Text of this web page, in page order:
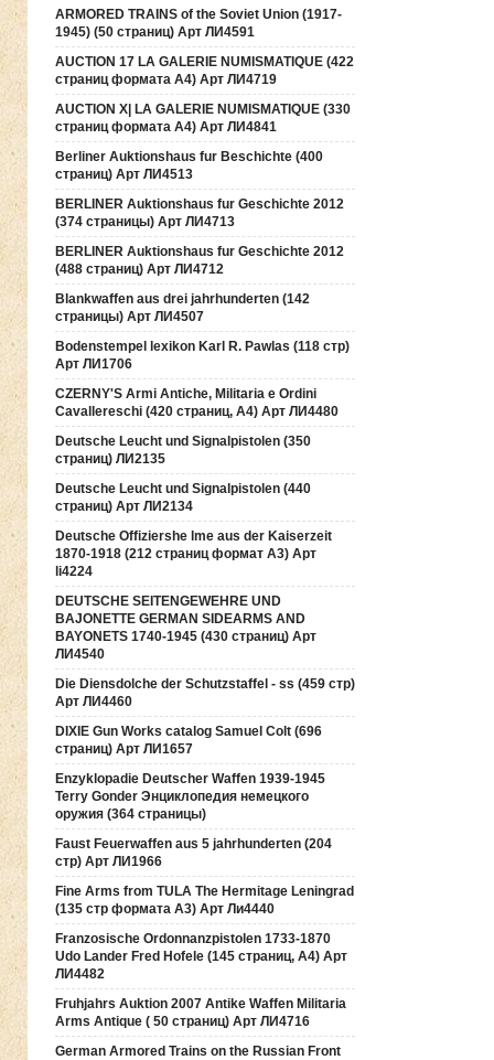
ARMORED TRAINS of the Soviet Union (1917-
1945) (50 страниц) Арт ЛИ4591
AUCTION 17 LA GALERIE NUMISMATIQUE (422
страниц формата А4) Арт ЛИ4719
AUCTION Х| LA GALERIE NUMISMATIQUE (330
страниц формата А4) Арт ЛИ4841
Berliner Auktionshaus fur Beschichte (400
страниц) Арт ЛИ4513
BERLINER Auktionshaus fur Geschichte 2012
(374 страницы) Арт ЛИ4713
BERLINER Auktionshaus fur Geschichte 2012
(488 страниц) Арт ЛИ4712
Blankwaffen aus drei jahrhunderten (142
страницы) Арт ЛИ4507
Bodenstempel lexikon Karl R. Pawlas (118 cтр)
Арт ЛИ1706
CZERNY'S Armi Antiche, Militaria e Ordini
Cavallereschi (420 страниц, А4) Арт ЛИ4480
Deutsche Leucht und Signalpistolen (350
страниц) ЛИ2135
Deutsche Leucht und Signalpistolen (440
страниц) Арт ЛИ2134
Deutsche Offiziershe lme aus der Kaiserzeit
1870-1918 (212 страниц формат А3) Арт
li4224
DEUTSCHE SEITENGEWEHRE UND
BAJONETTE GERMAN SIDEARMS AND
BAYONETS 1740-1945 (430 страниц) Арт
ЛИ4540
Die Diensdolche der Schutzstaffel - ss (459 стр)
Арт ЛИ4460
DIXIE Gun Works catalog Samuel Colt (696
страниц) Арт ЛИ1657
Enzyklopadie Deutscher Waffen 1939-1945
Terry Gonder Энциклопедия немецкого
оружия (364 страницы)
Faust Feuerwaffen aus 5 jahrhunderten (204
стр) Арт ЛИ1966
Fine Arms from TULA The Hermitage Leningrad
(135 стр формата А3) Арт Ли4440
Franzosische Ordonnanzpistolen 1733-1870
Udo Lander Fred Hofele (145 страниц, А4) Арт
ЛИ4482
Fruhjahrs Auktion 2007 Antike Waffen Militaria
Arms Antique ( 50 страниц) Арт ЛИ4716
German Armored Trains on the Russian Front